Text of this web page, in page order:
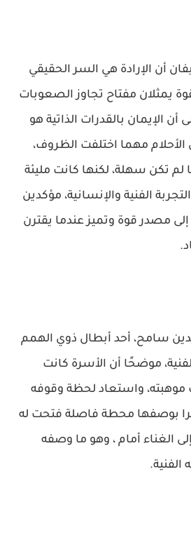
أن الإرادة هي السر الحقيقي
يمثلان مفتاح تجاوز الصعوبات
أن الإيمان بالقدرات الذاتية هو
الأحلام مهما اختلفت الظروف،
تكن سهلة، لكنها كانت مليئة
الفنية والإنسانية، مؤكدين
مصدر قوة وتميز عندما يقترن
سامح، أحد أبطال ذوي الهمم
موضحًا أن الأسرة كانت
موهبته، واستعاد لحظة وقوفه
بوصفها محطة فاصلة فتحت له
الغناء أمام ، وهو ما وصفه